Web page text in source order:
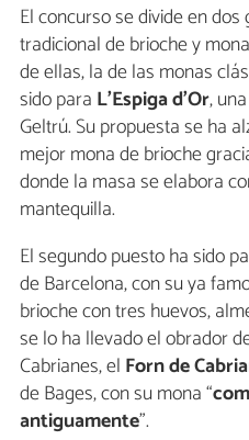
El concurso se divide en
tradicional de brioche y
de ellas, la de las monas
sido para L'Espiga d'Or,
Geltrú. Su propuesta se ha
mejor mona de brioche
donde la masa se elabora
mantequilla.
El segundo puesto ha sido
de Barcelona, con su ya
brioche con tres huevos,
se lo ha llevado el obrador
Cabrianes, el Forn de
de Bages, con su mona “
antiguamente”.